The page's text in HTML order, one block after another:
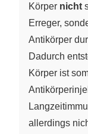
Körper nicht
Erreger,
Antikörper
Dadurch
Körper ist
allerdings